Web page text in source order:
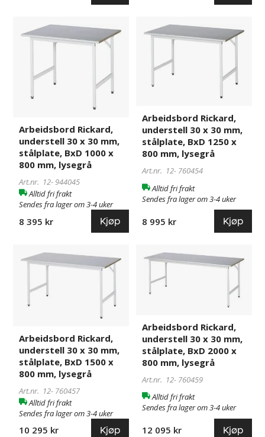
Arbeidsbord
Rickard,
understell
mm,
BxD
1000
800
mm,
lysegrå
Arbeidsbord Rickard,
understell 30 x 30 mm,
stålplate, BxD 1000 x
800 mm, lysegrå
Art.nr. 12-944045
Alltid fri frakt
Sendes fra lager om 3-4 uker
8 395 kr Kjøp
Arbeidsbord
Rickard,
stålplate,
BxD
1250
800
lysegrå
760454
Arbeidsbord Rickard,
understell 30 x 30 mm,
stålplate, BxD 1250 x
800 mm, lysegrå
Art.nr. 12- 760454
Alltid fri frakt
Sendes fra lager om 3-4 uker
8 995 kr Kjøp
Arbeidsbord
Rickard,
stålplate,
BxD
1500
800
mm,
lysegrå
760457
Arbeidsbord Rickard,
understell 30 x 30 mm,
stålplate, BxD 1500 x
800 mm, lysegrå
Art.nr. 12- 760457
Alltid fri frakt
Sendes fra lager om 3-4 uker
10 295 kr Kjøp
Arbeidsbord
Rickard,
understell
mm,
stålplate,
BxD
2000
800
mm,
760459
Arbeidsbord Rickard,
understell 30 x 30 mm,
stålplate, BxD 2000 x
800 mm, lysegrå
Art.nr. 12- 760459
Alltid fri frakt
Sendes fra lager om 3-4 uker
12 095 kr Kjøp